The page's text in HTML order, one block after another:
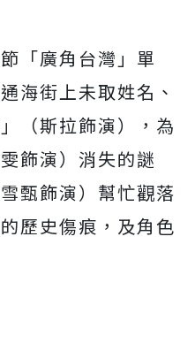
「廣角台灣」單
海街上未取姓名、
（斯拉飾演），為
飾演）消失的謎
甄飾演）幫忙觀落
歷史傷痕，及角色